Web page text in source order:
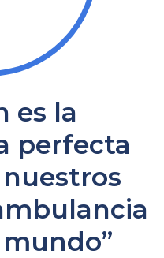
es la
perfecta